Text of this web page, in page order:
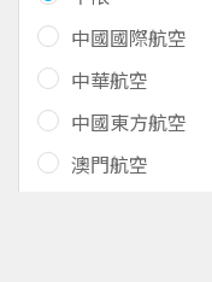
中國國際航空
中華航空
中國東方航空
澳門航空